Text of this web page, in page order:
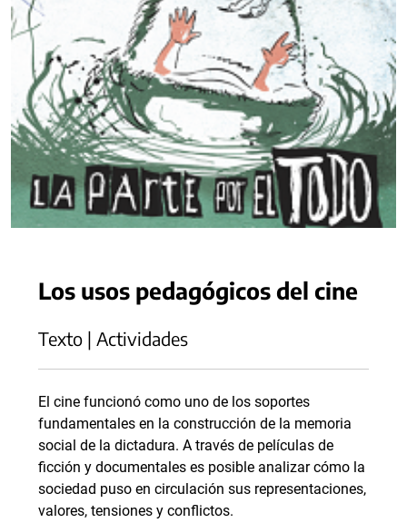
Los usos pedagógicos del cine
Texto | Actividades
El cine funcionó como uno de los soportes
fundamentales en la construcción de la memoria
social de la dictadura. A través de películas de
ficción y documentales es posible analizar cómo la
sociedad puso en circulación sus representaciones,
valores, tensiones y conflictos.